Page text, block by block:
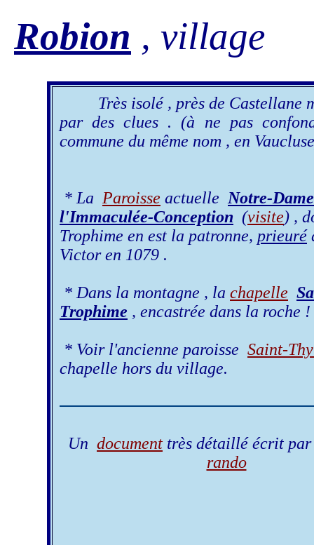
Robion , village
Très isolé , près de Castellane
par des clues . (à ne pas
commune du même nom , en
* La Paroisse actuelle Notre-
l'Immaculée-Conception (visite) ,
Trophime en est la patronne, prieuré
Victor en 1079 .
* Dans la montagne , la chapelle
Trophime , encastrée dans la roche !
* Voir l'ancienne paroisse Saint-
chapelle hors du village.
Un document très détaillé écrit
rando